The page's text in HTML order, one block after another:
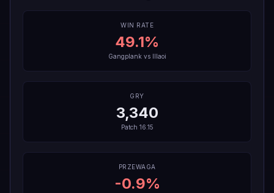
WIN RATE
49.1%
Gangplank vs Illaoi
GRY
3,340
Patch 16.15
PRZEWAGA
-0.9%